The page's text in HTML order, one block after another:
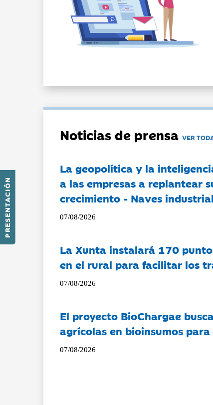
PRESENTACIÓN
Noticias de prensaVER
La geopolítica y la
a las empresas a replantear
crecimiento - Naves
07/08/2026
La Xunta instalará 170
en el rural para facilitar los
07/08/2026
El proyecto BioChargae
agrícolas en bioinsumos
07/08/2026